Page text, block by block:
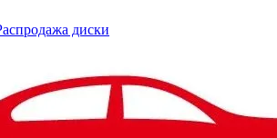
диски